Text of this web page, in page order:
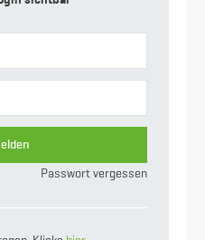
8.37 kg
133
Passwort vergessen